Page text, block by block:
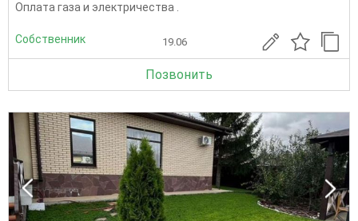
Оплата газа и электричества .
Собственник 19.06
Позвонить